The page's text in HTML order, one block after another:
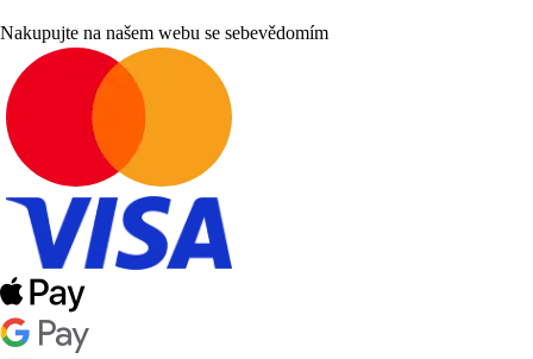
Nakupujte na našem webu se sebevědomím